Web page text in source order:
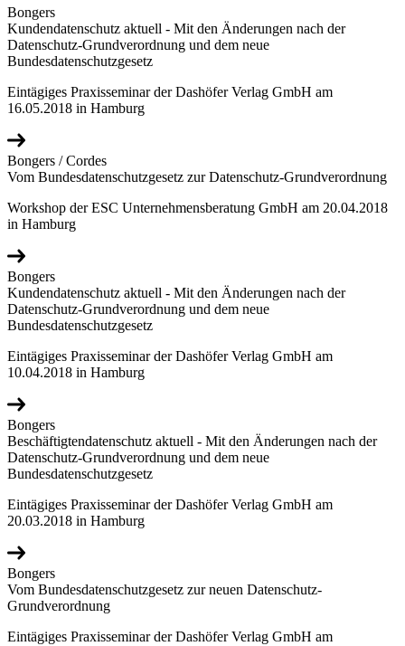
Bongers
Kundendatenschutz aktuell - Mit den Änderungen nach der
Datenschutz-Grundverordnung und dem neue
Bundesdatenschutzgesetz
Eintägiges Praxisseminar der Dashöfer Verlag GmbH am
16.05.2018 in Hamburg
Bongers / Cordes
Vom Bundesdatenschutzgesetz zur Datenschutz-Grundverordnung
Workshop der ESC Unternehmensberatung GmbH am 20.04.2018
in Hamburg
Bongers
Kundendatenschutz aktuell - Mit den Änderungen nach der
Datenschutz-Grundverordnung und dem neue
Bundesdatenschutzgesetz
Eintägiges Praxisseminar der Dashöfer Verlag GmbH am
10.04.2018 in Hamburg
Bongers
Beschäftigtendatenschutz aktuell - Mit den Änderungen nach der
Datenschutz-Grundverordnung und dem neue
Bundesdatenschutzgesetz
Eintägiges Praxisseminar der Dashöfer Verlag GmbH am
20.03.2018 in Hamburg
Bongers
Vom Bundesdatenschutzgesetz zur neuen Datenschutz-
Grundverordnung
Eintägiges Praxisseminar der Dashöfer Verlag GmbH am